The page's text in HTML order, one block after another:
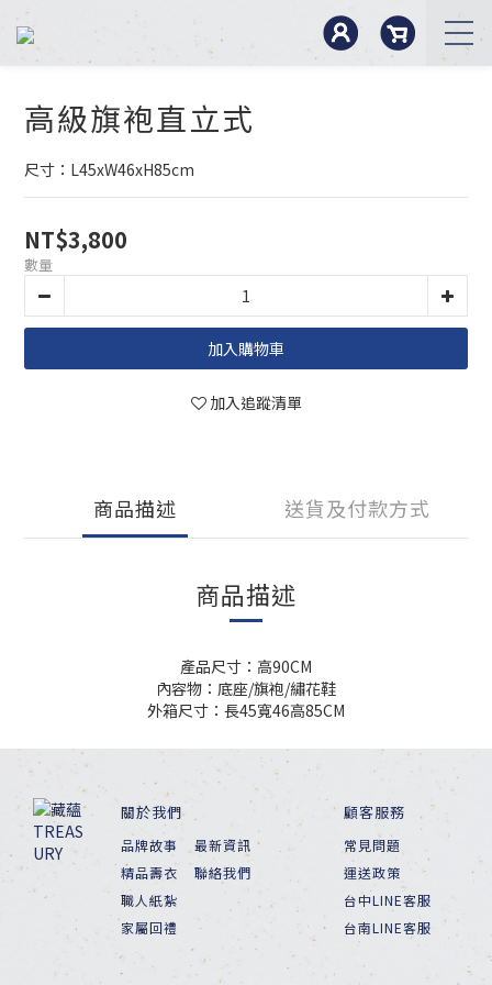
高級旗袍直立式
尺寸：L45xW46xH85cm
NT$3,800
數量
加入購物車
加入追蹤清單
商品描述 送貨及付款方式
商品描述
產品尺寸：高90CM
內容物：底座/旗袍/繡花鞋
外箱尺寸：長45寬46高85CM
關於我們
品牌故事
最新資訊
精品壽衣
聯絡我們
職人紙紮
家屬回禮
顧客服務
常見問題
運送政策
台中LINE客服
台南LINE客服